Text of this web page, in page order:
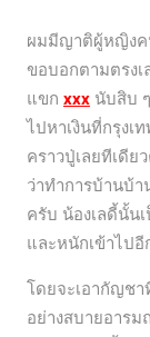
ผมมีญาติผู้หญิงค
ขอบอกตามตรง
แขก xxx นับสิบ
ไปหาเงินที่กรุง
คราวปู่เลยทีเดี
ว่าทำการบ้านบ้
ครับ น้องเลดี้นั้น
และหนักเข้าไป
โดยจะเอากัญช
อย่างสบายอาร